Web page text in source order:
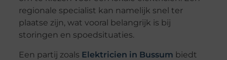
regionale specialist kan namelijk snel ter
plaatse zijn, wat vooral belangrijk is bij
storingen en spoedsituaties.
Een partij zoals Elektricien in Bussum biedt